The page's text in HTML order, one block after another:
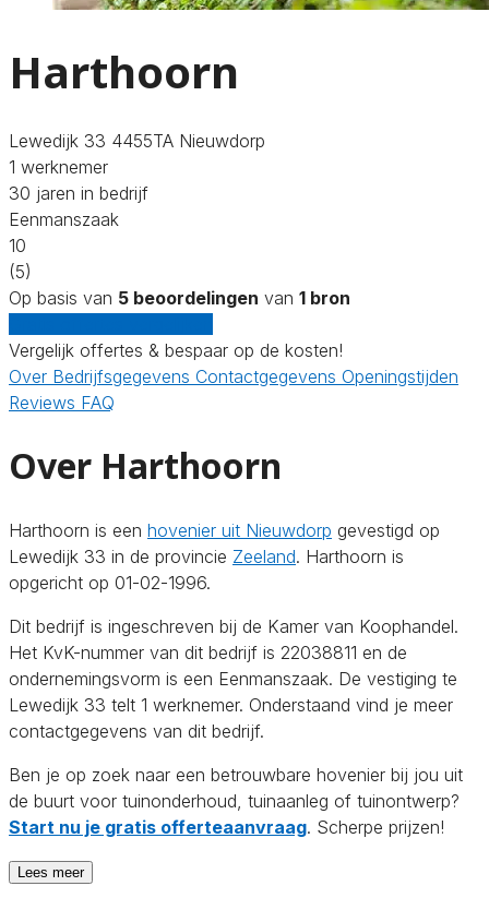
Harthoorn
Lewedijk 33 4455TA Nieuwdorp
1 werknemer
30 jaren in bedrijf
Eenmanszaak
10
(5)
Op basis van 5 beoordelingen van 1 bron
Vergelijk offertes & bespaar op de kosten!
Over Bedrijfsgegevens Contactgegevens Openingstijden
Reviews FAQ
Over Harthoorn
Harthoorn is een hovenier uit Nieuwdorp gevestigd op
Lewedijk 33 in de provincie Zeeland. Harthoorn is
opgericht op 01-02-1996.
Dit bedrijf is ingeschreven bij de Kamer van Koophandel.
Het KvK-nummer van dit bedrijf is 22038811 en de
ondernemingsvorm is een Eenmanszaak. De vestiging te
Lewedijk 33 telt 1 werknemer. Onderstaand vind je meer
contactgegevens van dit bedrijf.
Ben je op zoek naar een betrouwbare hovenier bij jou uit
de buurt voor tuinonderhoud, tuinaanleg of tuinontwerp?
Start nu je gratis offerteaanvraag. Scherpe prijzen!
Lees meer